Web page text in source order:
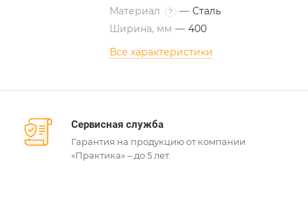
Материал
? — Сталь
Ширина, мм — 400
Все характеристики
Сервисная служба
Гарантия на продукцию от компании
«Практика» – до 5 лет.